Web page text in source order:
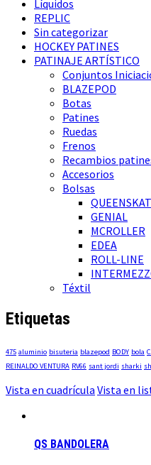
Líquidos
REPLIC
Sin categorizar
HOCKEY PATINES
PATINAJE ARTÍSTICO
Conjuntos
BLAZEPOD
Botas
Patines
Ruedas
Frenos
Recambios
Accesorios
Bolsas
GENIAL
MCROLLER
EDEA
ROLL-LINE
Téxtil
Etiquetas
475 aluminio bisuteria blazepod BODY bola
REINALDO VENTURA RV66 sant jordi sharki
Vista en cuadrícula Vista en
QS BANDOLERA